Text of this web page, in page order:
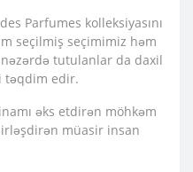
Parfumes kolleksiyasını
seçilmiş seçimimiz həm
tutulanlar da daxil
təqdim edir.
əks etdirən möhkəm
müasir insan